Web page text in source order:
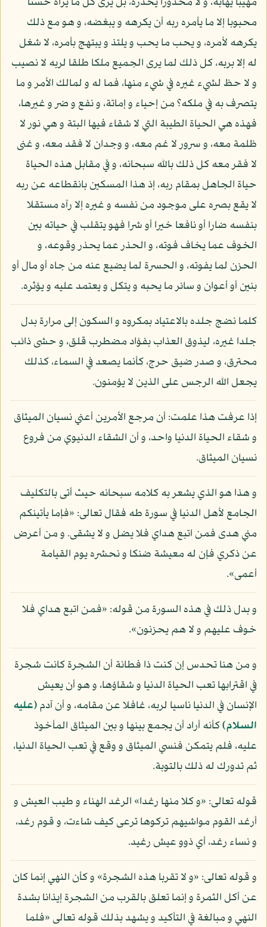
محبوبا إلا ما يأمره ربه أن يكرهه و يبغضه، و هو مع ذلك
يكرهه لأمره، و يحب ما يحب و يلتذ و يبتهج بأمره، لا شغل
له إلا بربه، كل ذلك لما يرى الجميع ملكا طلقا لربه لا نصيب
و لا حظ لشيء غيره في شيء منها، فما له و لمالك الأمر و ما
يتصرف به في ملكه؟ من إحياء و إماتة، و نفع و ضر و غيرها،
فهذه هي الحياة الطيبة التي لا شقاء فيها البتة و هي نور لا
ظلمة معه، و سرور لا غم معه، و وجدان لا فقد معه، و غنى
لا فقر معه كل ذلك بالله سبحانه، و في مقابل هذه الحياة
حياة الجاهل بمقام ربه، إذ هذا المسكين بانقطاعه عن ربه
لا يقع بصره على موجود من نفسه و غيره إلا رآه مستقلا
بنفسه ضارا أو نافعا خيرا أو شرا فهو يتقلب في حياته بين
الخوف عما يخاف فوته، و الحذر عما يحذر وقوعه، و
الحزن لما يفوته، و الحسرة لما يضيع عنه من جاه أو مال أو
بنين أو أعوان و سائر ما يحبه و يتكل و يعتمد عليه و يؤثره.
كلما نضج جلده بالاعتياد بمكروه و السكون إلى مرارة بدل
جلدا غيره، ليذوق العذاب بفؤاد مضطرب قلق، و حشى ذائب
محترق، و صدر ضيق حرج، كأنما يصعد في السماء، كذلك
يجعل الله الرجس على الذين لا يؤمنون.
إذا عرفت هذا علمت: أن مرجع الأمرين أعني نسيان الميثاق
و شقاء الحياة الدنيا واحد، و أن الشقاء الدنيوي من فروع
نسيان الميثاق.
و هذا هو الذي يشعر به كلامه سبحانه حيث أتى بالتكليف
الجامع لأهل الدنيا في سورة طه فقال تعالى: «فإما يأتينكم
مني هدى فمن اتبع هداي فلا يضل و لا يشقى. و من أعرض
عن ذكري فإن له معيشة ضنكا و نحشره يوم القيامة
أعمى».
و بدل ذلك في هذه السورة من قوله: «فمن اتبع هداي فلا
خوف عليهم و لا هم يحزنون».
و من هنا تحدس إن كنت ذا فطانة أن الشجرة كانت شجرة
في اقترابها تعب الحياة الدنيا و شقاؤها، و هو أن يعيش
الإنسان في الدنيا ناسيا لربه، غافلا عن مقامه، و أن آدم(عليه
السلام)كأنه أراد أن يجمع بينها و بين الميثاق المأخوذ
عليه، فلم يتمكن فنسي الميثاق و وقع في تعب الحياة الدنيا،
ثم تدورك له ذلك بالتوبة.
قوله تعالى: «و كلا منها رغدا» الرغد الهناء و طيب العيش و
أرغد القوم مواشيهم تركوها ترعى كيف شاءت، و قوم رغد،
و نساء رغد، أي ذوو عيش رغيد.
و قوله تعالى: «و لا تقربا هذه الشجرة» و كأن النهي إنما كان
عن أكل الثمرة و إنما تعلق بالقرب من الشجرة إيذانا بشدة
النهي و مبالغة في التأكيد و يشهد بذلك قوله تعالى «فلما